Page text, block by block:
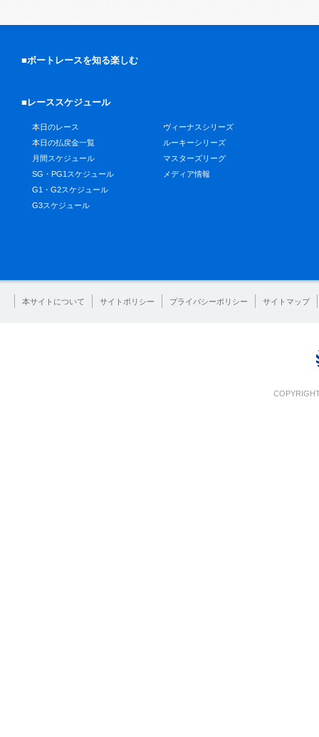
■ボートレースを知る楽しむ
■レーススケジュール
本日のレース
本日の払戻金一覧
月間スケジュール
SG・PG1スケジュール
G1・G2スケジュール
G3スケジュール
ヴィーナスシリーズ
ルーキーシリーズ
マスターズリーグ
メディア情報
本サイトについて サイトポリシー プライバシーポリシー サイトマップ